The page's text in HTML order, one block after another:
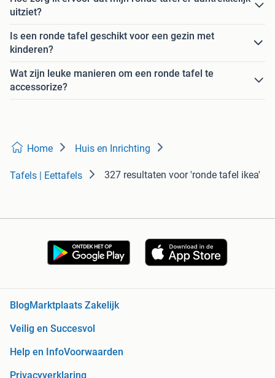
uitziet?
Is een ronde tafel geschikt voor een gezin met
kinderen?
Wat zijn leuke manieren om een ronde tafel te
accessorize?
Home Huis en Inrichting
Tafels | Eettafels 327 resultaten voor 'ronde tafel ikea'
Blog Marktplaats Zakelijk
Veilig en Succesvol
Help en InfoVoorwaarden
Privacyverklaring